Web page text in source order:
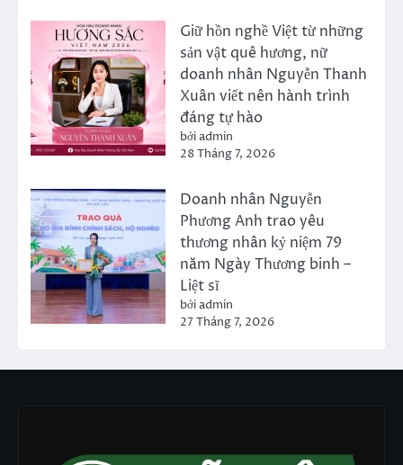
Giữ hồn nghề Việt từ những
sản vật quê hương, nữ
doanh nhân Nguyễn Thanh
Xuân viết nên hành trình
đáng tự hào
bởi admin
28 Tháng 7, 2026
Doanh nhân Nguyễn
Phương Anh trao yêu
thương nhân kỷ niệm 79
năm Ngày Thương binh –
Liệt sĩ
bởi admin
27 Tháng 7, 2026